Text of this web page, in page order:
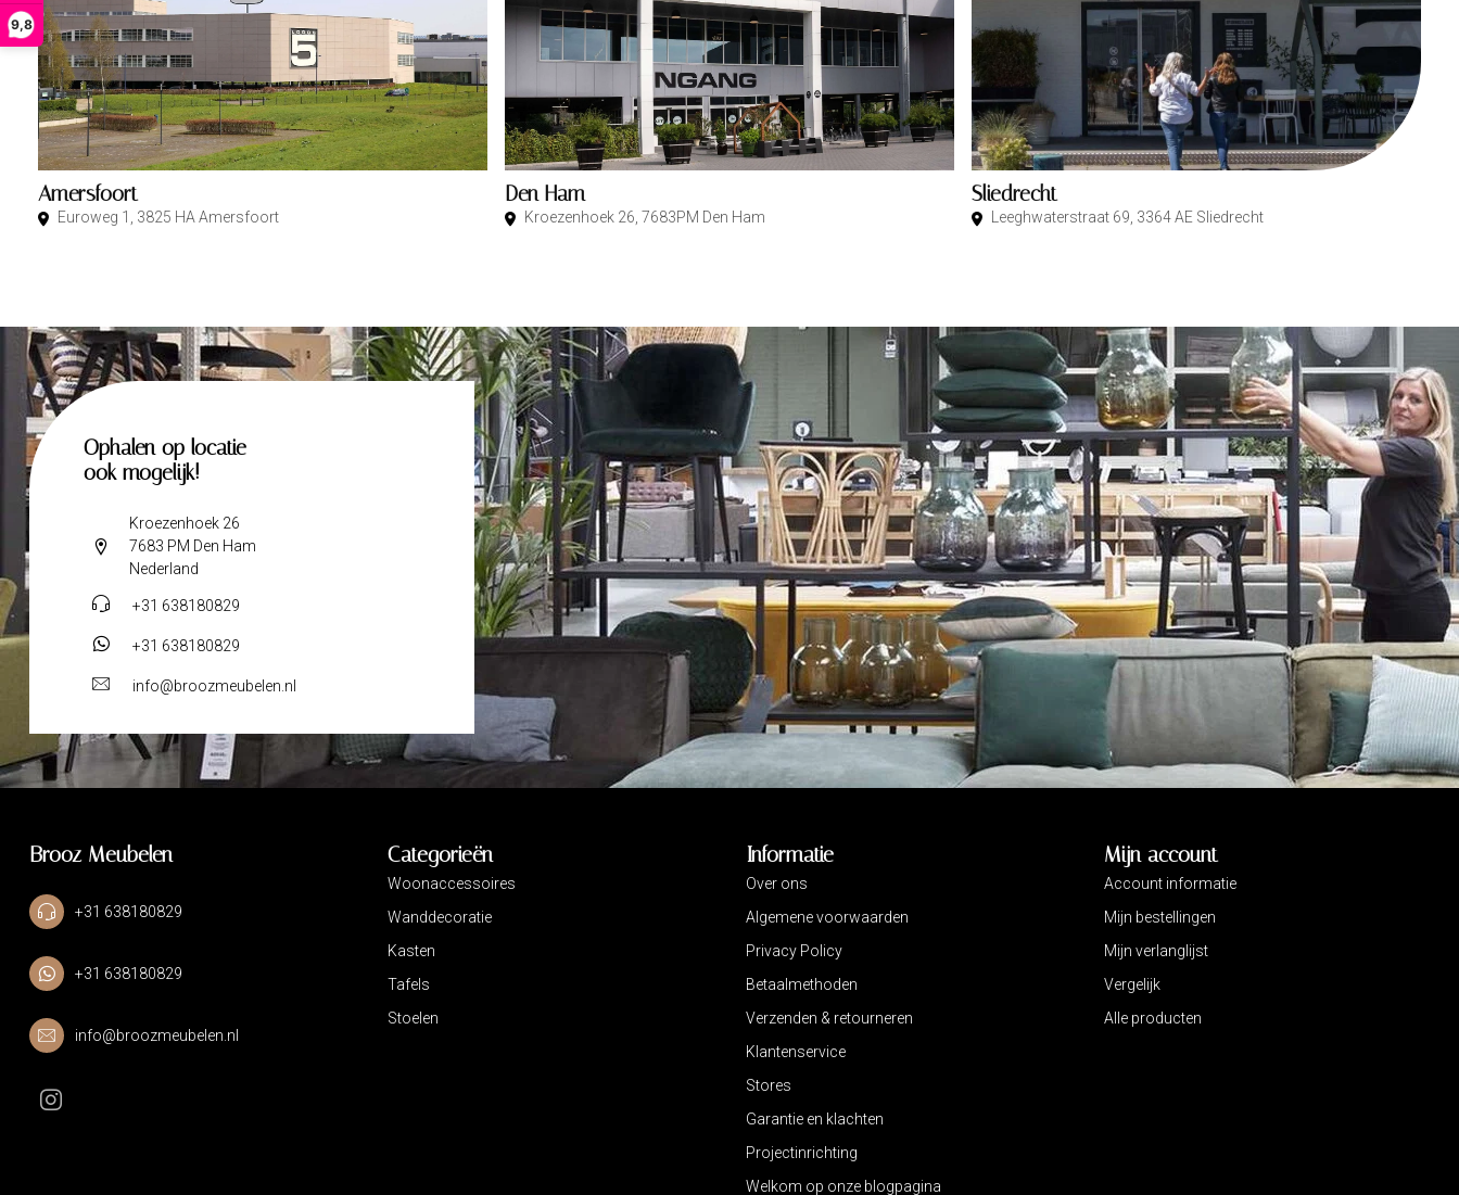
9,8
Amersfoort
Euroweg 1, 3825 HA Amersfoort
Den Ham
Kroezenhoek 26, 7683PM Den Ham
Sliedrecht
Leeghwaterstraat 69, 3364 AE Sliedrecht
Ophalen op locatie
ook mogelijk!
Kroezenhoek 26
7683 PM Den Ham
Nederland
+31 638180829
+31 638180829
info@broozmeubelen.nl
Brooz Meubelen
+31 638180829
+31 638180829
info@broozmeubelen.nl
Categorieën
Woonaccessoires
Wanddecoratie
Kasten
Tafels
Stoelen
Informatie
Over ons
Algemene voorwaarden
Privacy Policy
Betaalmethoden
Verzenden & retourneren
Klantenservice
Stores
Garantie en klachten
Projectinrichting
Welkom op onze blogpagina
Mijn account
Account informatie
Mijn bestellingen
Mijn verlanglijst
Vergelijk
Alle producten